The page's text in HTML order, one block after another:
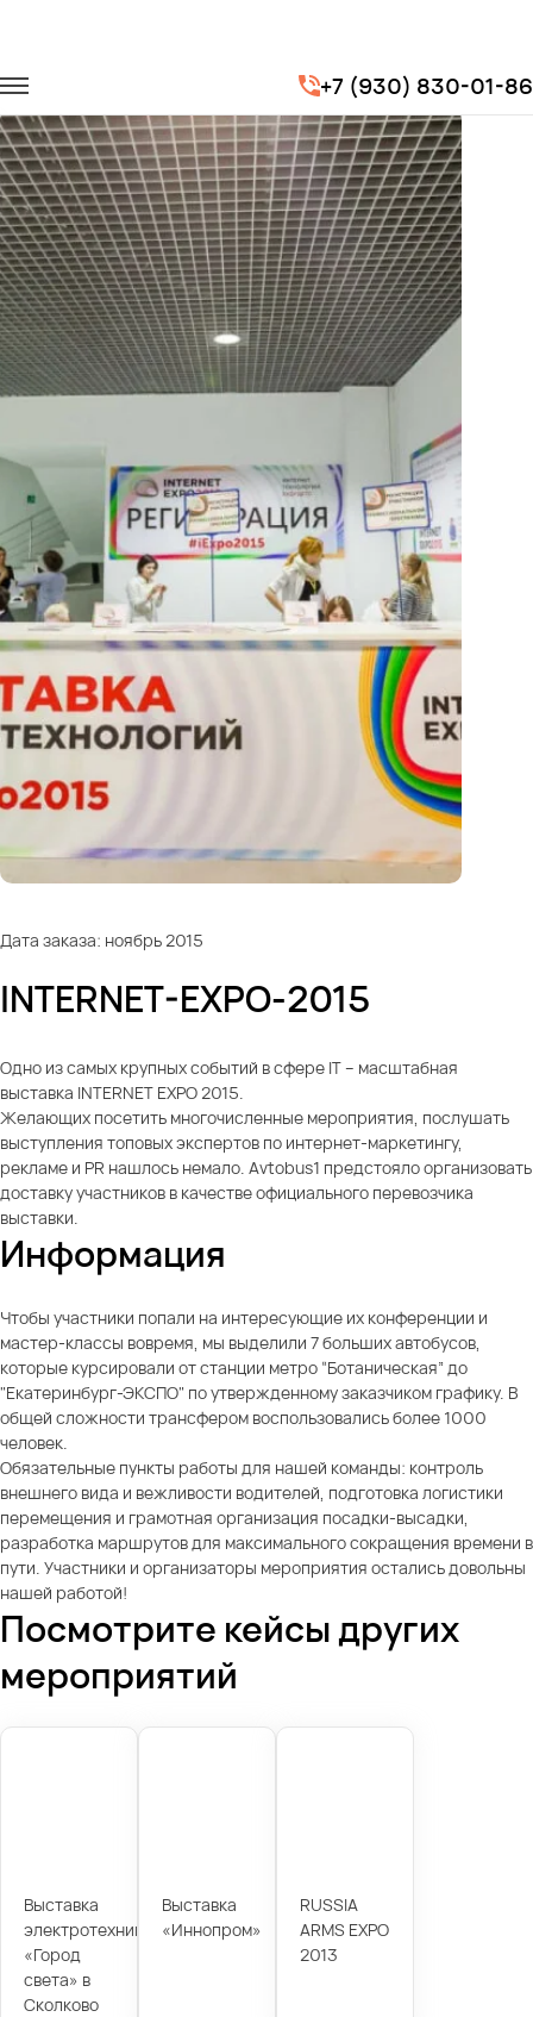
+7 (930) 830-01-86
Транспорт на выставки
INTERNET-EXPO-2015
Дата заказа: ноябрь 2015
INTERNET-EXPO-2015
Одно из самых крупных событий в сфере IT – масштабная
выставка INTERNET EXPO 2015.
Желающих посетить многочисленные мероприятия, послушать
выступления топовых экспертов по интернет-маркетингу,
рекламе и PR нашлось немало. Avtobus1 предстояло организовать
доставку участников в качестве официального перевозчика
выставки.
Информация
Чтобы участники попали на интересующие их конференции и
мастер-классы вовремя, мы выделили 7 больших автобусов,
которые курсировали от станции метро “Ботаническая” до
"Екатеринбург-ЭКСПО" по утвержденному заказчиком графику. В
общей сложности трансфером воспользовались более 1000
человек.
Обязательные пункты работы для нашей команды: контроль
внешнего вида и вежливости водителей, подготовка логистики
перемещения и грамотная организация посадки-высадки,
разработка маршрутов для максимального сокращения времени в
пути. Участники и организаторы мероприятия остались довольны
нашей работой!
Посмотрите кейсы других
мероприятий
Выставка
электротехники
«Город
света» в
Сколково
Выставка
«Иннопром»
RUSSIA
ARMS EXPO
2013